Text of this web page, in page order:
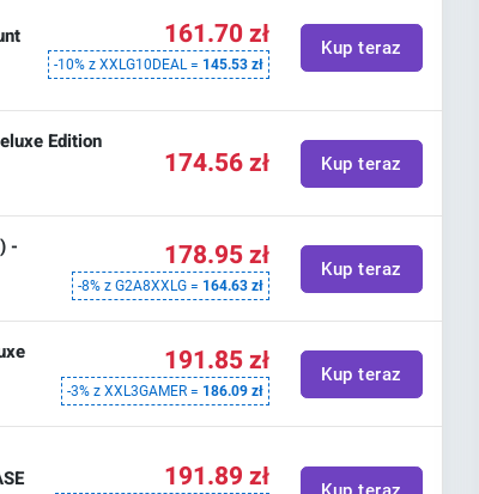
161.70 zł
-10% z XXLG10DEAL = 145.53 zł
Kup teraz
Edition
174.56 zł Kup teraz
-
178.95 zł
-8% z G2A8XXLG = 164.63 zł
Kup teraz
191.85 zł
-3% z XXL3GAMER = 186.09 zł
Kup teraz
191.89 zł